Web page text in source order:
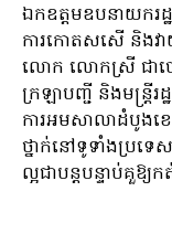
ឯកឧត្ដមឧបនាយករដ្
ការកោតសសើ និងវ
លោក លោកស្រី ជាចៅក្
ក្រឡាបញ្ជី និងមន្ត្
ការអមសាលាដំបូងខេ
ថ្នាក់នៅទូទាំងប្រទ
ល្អជាបន្តបន្ទាប់គួឱ្យ